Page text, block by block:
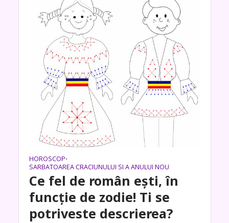
HOROSCOP•
SARBATOAREA CRACIUNULUI SI A ANULUI NOU
Ce fel de român ești, în
funcție de zodie! Ti se
potriveste descrierea?